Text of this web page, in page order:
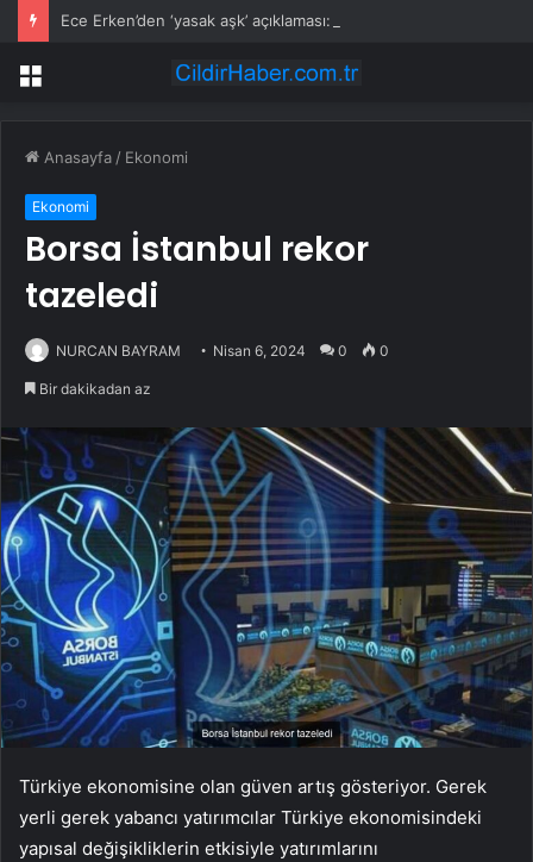
Menü
Anasayfa / Ekonomi
Ekonomi
Borsa İstanbul rekor
tazeledi
NURCAN BAYRAM Nisan 6, 2024 0 0
Bir dakikadan az
Türkiye ekonomisine olan güven artış gösteriyor. Gerek
yerli gerek yabancı yatırımcılar Türkiye ekonomisindeki
yapısal değişikliklerin etkisiyle yatırımlarını